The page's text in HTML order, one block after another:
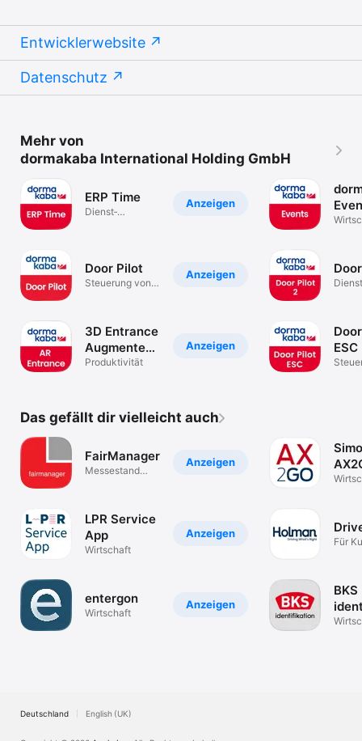
Entwicklerwebsite
Datenschutz
Mehr von
dormakaba International Holding GmbH
Anzeigen
ERP Time
Dienst­
Anzeigen
Door Pilot
Steuerung von
Anzeigen
3D Entrance
Augmented
Reality
Produktivität
ESC
Das gefällt dir vielleicht auch
Anzeigen
FairManager
Messestand
Anzeigen
LPR Service
App
Wirtschaft
Anzeigen
entergon
Wirtschaft
Für
BKS
Deutschland English (UK)